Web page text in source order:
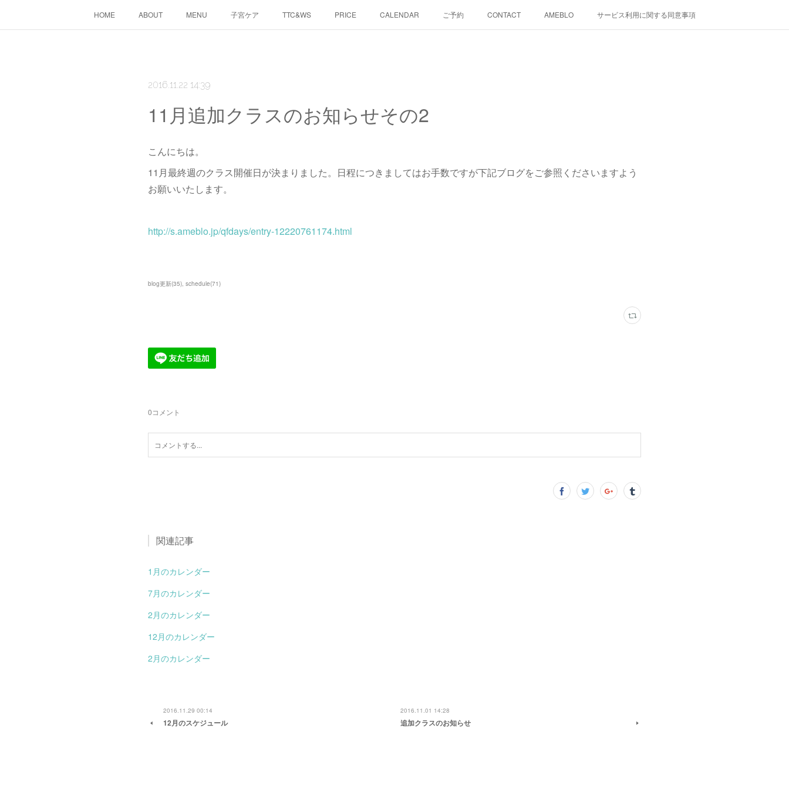
HOME ABOUT MENU 子宮ケア TTC&WS PRICE CALENDAR ご予約 CONTACT AMEBLO サービス利用に関する同意事項
2016.11.22 14:39
11月追加クラスのお知らせその2
こんにちは。
11月最終週のクラス開催日が決まりました。日程につきましてはお手数ですが下記ブログをご参照くださいますよう
お願いいたします。
http://s.ameblo.jp/qfdays/entry-12220761174.html
blog更新(35) schedule(71)
0コメント
関連記事
1月のカレンダー
7月のカレンダー
2月のカレンダー
12月のカレンダー
2月のカレンダー
2016.11.29 00:14
12月のスケジュール
2016.11.01 14:28
追加クラスのお知らせ